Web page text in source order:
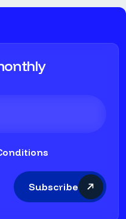
Subscribe